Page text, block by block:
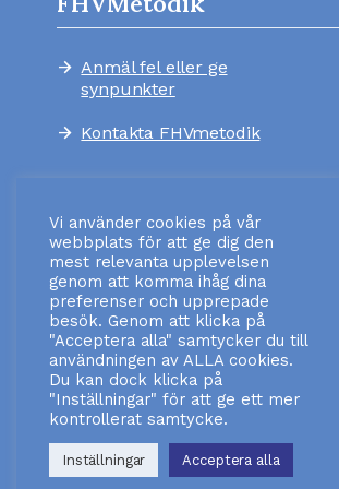
arrow_forward Anmäl fel eller ge
synpunkter
arrow_forward Kontakta FHVmetodik
Vi använder cookies på vår
webbplats för att ge dig den
mest relevanta upplevelsen
genom att komma ihåg dina
preferenser och upprepade
besök. Genom att klicka på
"Acceptera alla" samtycker du till
användningen av ALLA cookies.
Du kan dock klicka på
"Inställningar" för att ge ett mer
kontrollerat samtycke.
Inställningar Acceptera alla